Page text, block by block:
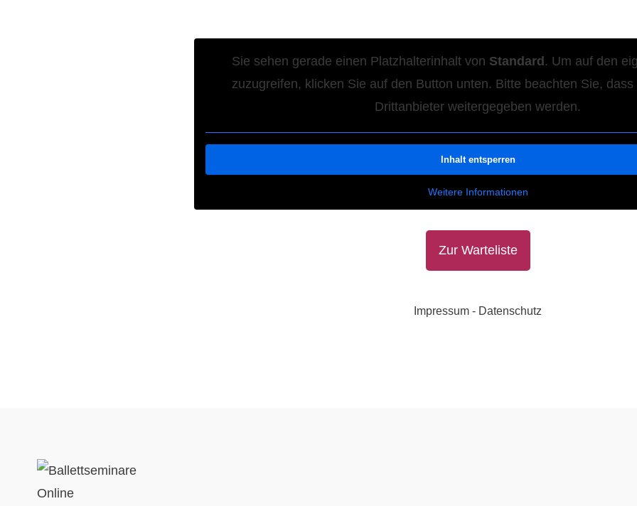
Sie sehen gerade einen Platzhalterinhalt von Standard. Um auf den
zuzugreifen, klicken Sie auf den Button unten. Bitte beachten Sie,
Drittanbieter weitergegeben werden.
Inhalt entsperren
Weitere Informationen
Zur Warteliste
Impressum - Datenschutz